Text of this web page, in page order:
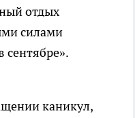
отдых
силами
сентябре».
каникул,